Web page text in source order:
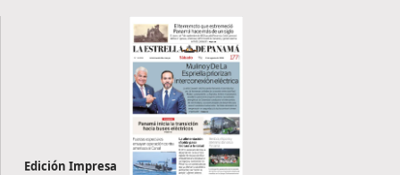
Edición Impresa